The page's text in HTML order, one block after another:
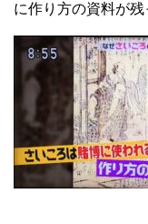
に作り方の資料が残